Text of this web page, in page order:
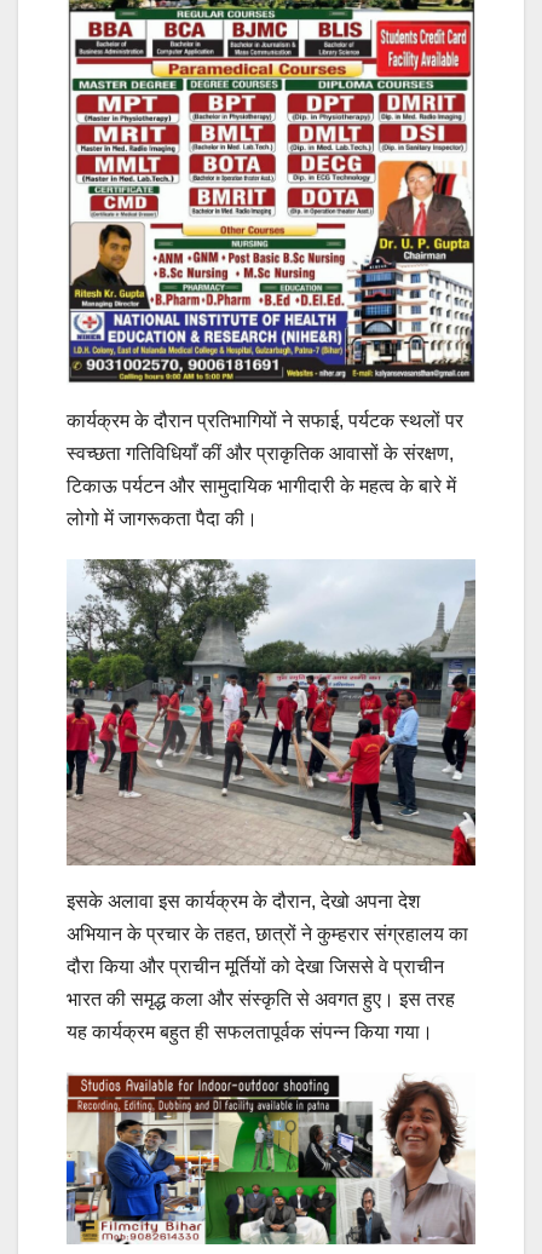
कार्यक्रम के दौरान प्रतिभागियों ने सफाई, पर्यटक स्थलों पर
स्वच्छता गतिविधियाँ कीं और प्राकृतिक आवासों के संरक्षण,
टिकाऊ पर्यटन और सामुदायिक भागीदारी के महत्व के बारे में
लोगो में जागरूकता पैदा की।
इसके अलावा इस कार्यक्रम के दौरान, देखो अपना देश
अभियान के प्रचार के तहत, छात्रों ने कुम्हरार संग्रहालय का
दौरा किया और प्राचीन मूर्तियों को देखा जिससे वे प्राचीन
भारत की समृद्ध कला और संस्कृति से अवगत हुए। इस तरह
यह कार्यक्रम बहुत ही सफलतापूर्वक संपन्न किया गया।